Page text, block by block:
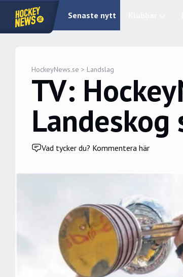
Senaste nytt
HockeyNews.se > Landslag
TV:
Landeskog
Vad tycker du? Kommentera här